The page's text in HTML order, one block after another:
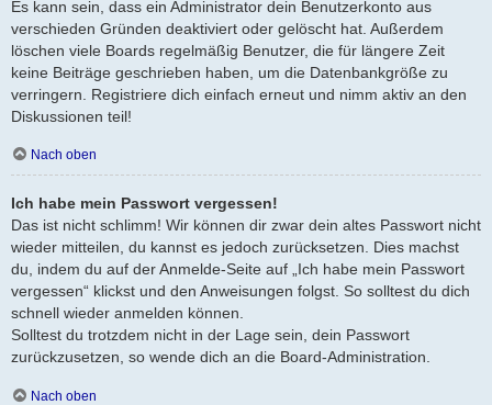
Es kann sein, dass ein Administrator dein Benutzerkonto aus
verschieden Gründen deaktiviert oder gelöscht hat. Außerdem
löschen viele Boards regelmäßig Benutzer, die für längere Zeit
keine Beiträge geschrieben haben, um die Datenbankgröße zu
verringern. Registriere dich einfach erneut und nimm aktiv an den
Diskussionen teil!
Nach oben
Ich habe mein Passwort vergessen!
Das ist nicht schlimm! Wir können dir zwar dein altes Passwort nicht
wieder mitteilen, du kannst es jedoch zurücksetzen. Dies machst
du, indem du auf der Anmelde-Seite auf „Ich habe mein Passwort
vergessen“ klickst und den Anweisungen folgst. So solltest du dich
schnell wieder anmelden können.
Solltest du trotzdem nicht in der Lage sein, dein Passwort
zurückzusetzen, so wende dich an die Board-Administration.
Nach oben